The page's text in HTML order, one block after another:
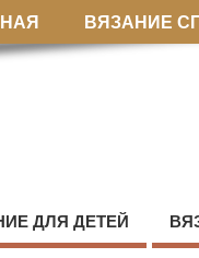
ВЯЗАНИЕ
ДЛЯ ДЕТЕЙ